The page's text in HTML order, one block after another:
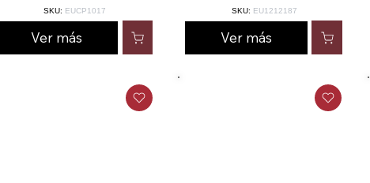
Ver más
SKU: EUCP1017
Ver más
SKU: EU1212187